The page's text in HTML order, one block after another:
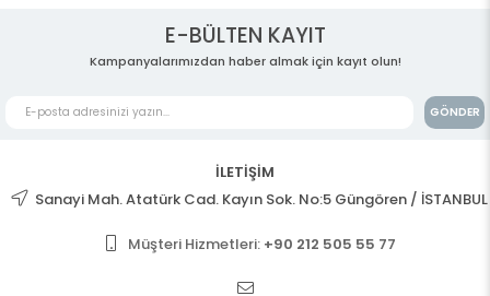
E-BÜLTEN KAYIT
Kampanyalarımızdan haber almak için kayıt olun!
GÖNDER
İLETİŞİM
Sanayi Mah. Atatürk Cad. Kayın Sok. No:5 Güngören / İSTANBUL
Müşteri Hizmetleri: +90 212 505 55 77